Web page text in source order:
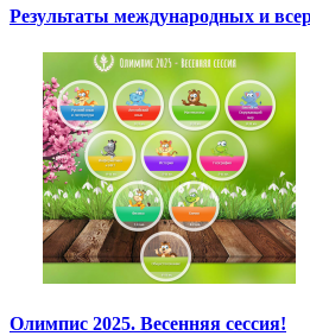
Результаты международных и
Олимпис 2025. Весенняя сессия!